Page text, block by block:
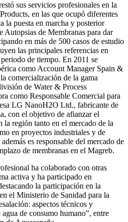
sus servicios profesionales en la
en las que ocupó diferentes
la puesta en marcha y posterior
de Membranas para dar
en más de 500 casos de estudio
las principales referencias en
de tiempo. En 2011 se
como Account Manager Spain &
comercialización de la gama
de Water & Process
como Responsable Comercial para
LG NanoH2O Ltd., fabricante de
con el objetivo de afianzar el
la región tanto en el mercado de la
en proyectos industriales y de
es responsable del mercado de
de membranas en el Magreb.
ha colaborado con otras
activa y ha participado en
la participación en la
el Ministerio de Sanidad para la
aspectos técnicos y
de consumo humano”, entre